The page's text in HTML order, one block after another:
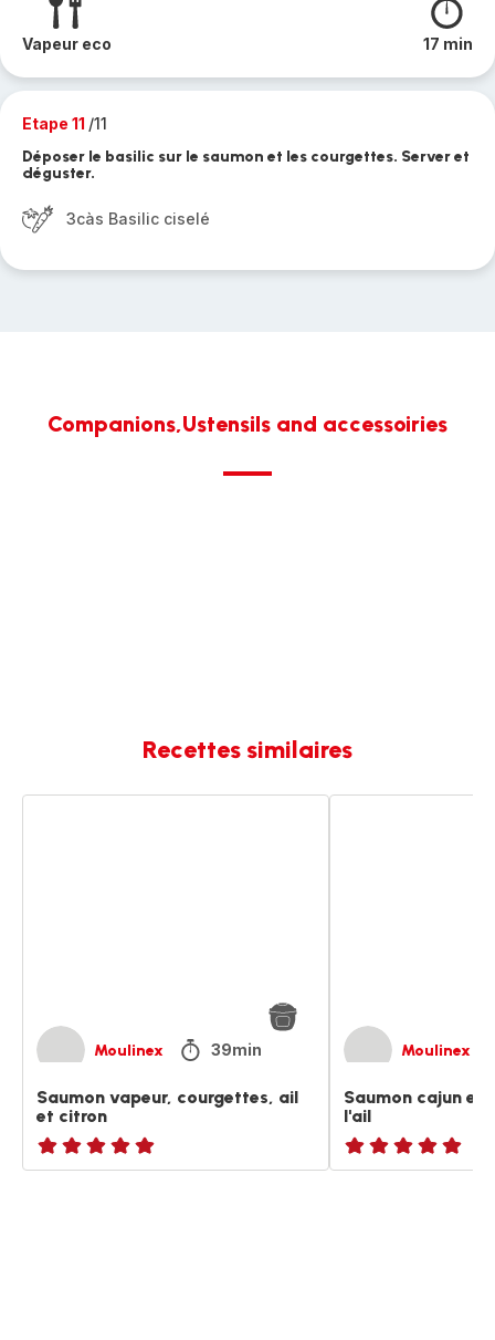
Vapeur eco 17 min
Etape 11 /11
Déposer le basilic sur le saumon et les courgettes. Server et
déguster.
3càs Basilic ciselé
Companions,Ustensils and accessoiries
Recettes similaires
Moulinex 39min
Saumon vapeur, courgettes, ail
et citron
ratings.NaN
Moulinex
Saumon cajun et
l'ail
ratings.NaN